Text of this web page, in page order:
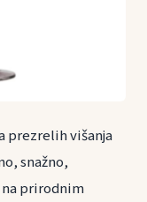
prezrelih višanja
snažno,
prirodnim